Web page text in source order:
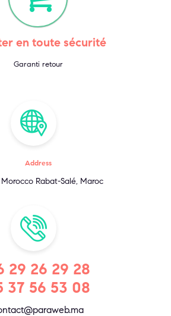
en toute sécurité
Garanti retour
Address
Rabat-Salé, Maroc
29 26 29 28
37 56 53 08